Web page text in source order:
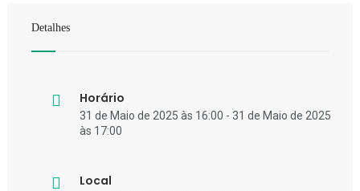
Detalhes
Horário
31 de Maio de 2025 às 16:00 - 31 de Maio de 2025
às 17:00
Local